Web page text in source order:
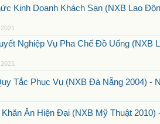
Kinh Doanh Khách Sạn (NXB Lao
Nghiệp Vụ Pha Chế Đồ Uống (NXB
Tắc Phục Vụ (NXB Đà Nẵng 2004) -
Ăn Hiện Đại (NXB Mỹ Thuật 2010)